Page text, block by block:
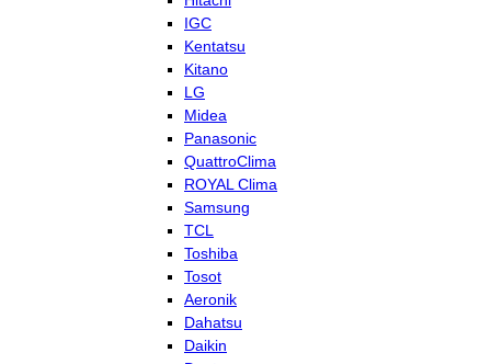
IGC
Kentatsu
Kitano
LG
Midea
Panasonic
QuattroClima
ROYAL Clima
Samsung
TCL
Toshiba
Tosot
Aeronik
Dahatsu
Daikin